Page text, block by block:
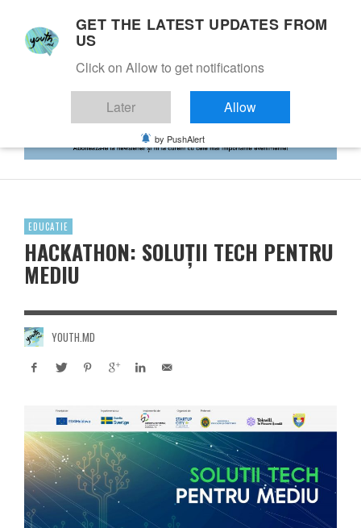
EDUCATIE
HACKATHON: SOLUȚII TECH PENTRU
MEDIU
YOUTH.MD
GET THE LATEST UPDATES FROM
US
Click on Allow to get notifications
Later Allow
by PushAlert